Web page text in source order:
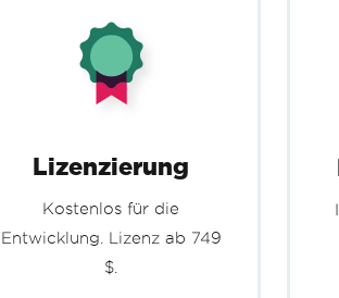
Lizenzierung
Kostenlos für die
Entwicklung. Lizenz ab 749
$.